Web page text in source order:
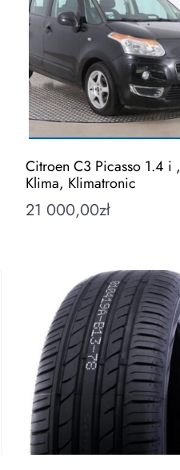
Citroen C3 Picasso 1.4 i ,
Klima, Klimatronic
21 000,00zł